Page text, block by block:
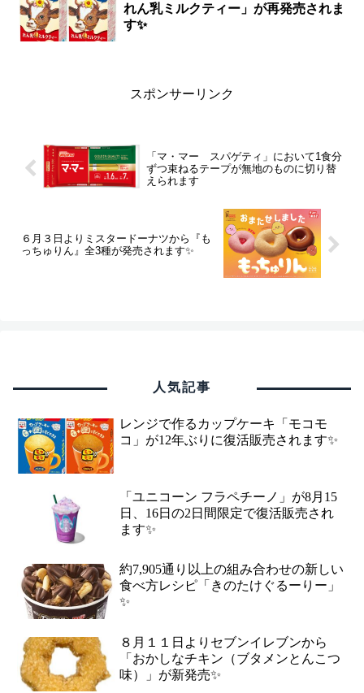
れん乳ミルクティー」が再発売されま
す✨
スポンサーリンク
「マ・マー スパゲティ」において1食分
ずつ束ねるテープが無地のものに切り替
えられます
６月３日よりミスタードーナツから『も
っちゅりん』全3種が発売されます✨
人気記事
レンジで作るカップケーキ「モコモ
コ」が12年ぶりに復活販売されます✨
「ユニコーン フラペチーノ」が8月15
日、16日の2日間限定で復活販売され
ます✨
約7,905通り以上の組み合わせの新しい
食べ方レシピ「きのたけぐるーりー」
✨
８月１１日よりセブンイレブンから
「おかしなチキン（ブタメンとんこつ
味）」が新発売✨